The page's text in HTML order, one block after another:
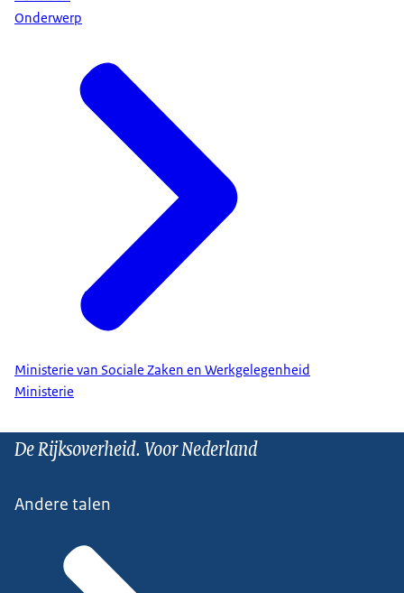
Onderwerp
Ministerie van Sociale Zaken en Werkgelegenheid
Ministerie
De Rijksoverheid. Voor Nederland
Andere talen